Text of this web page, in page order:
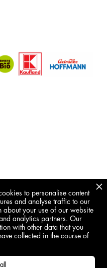
to personalise content
and analyse traffic to our
your use of our website
analytics partners. Our
with other data that you
collected in the course of